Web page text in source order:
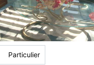
Particulier